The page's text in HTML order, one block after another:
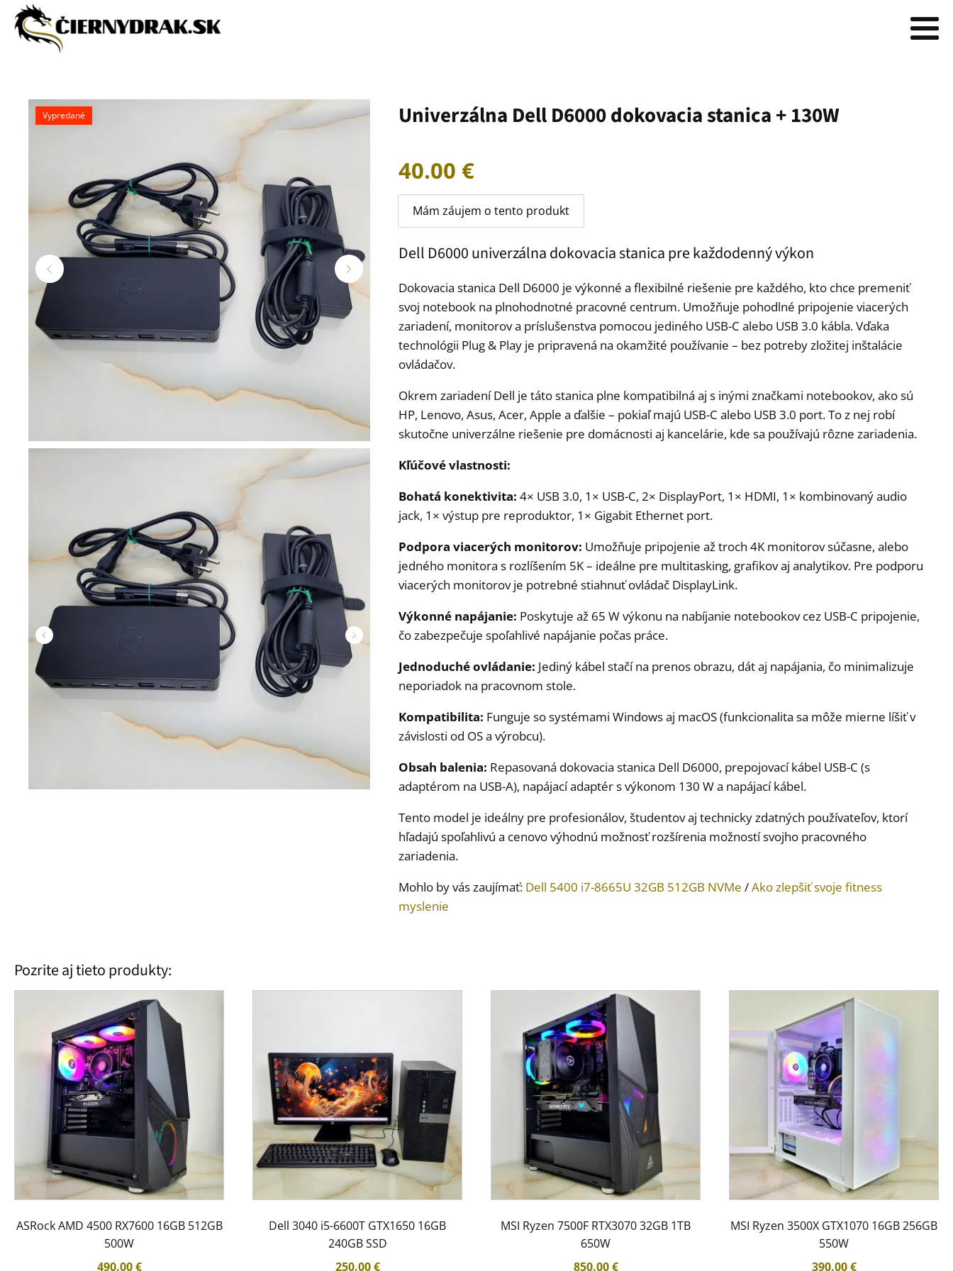
Vypredané
Univerzálna Dell D6000 dokovacia stanica + 130W
40.00 €
Mám záujem o tento produkt
Dell D6000 univerzálna dokovacia stanica pre každodenný výkon
Dokovacia stanica Dell D6000 je výkonné a flexibilné riešenie pre každého, kto chce premeniť
svoj notebook na plnohodnotné pracovné centrum. Umožňuje pohodlné pripojenie viacerých
zariadení, monitorov a príslušenstva pomocou jediného USB-C alebo USB 3.0 kábla. Vďaka
technológii Plug & Play je pripravená na okamžité používanie – bez potreby zložitej inštalácie
ovládačov.
Okrem zariadení Dell je táto stanica plne kompatibilná aj s inými značkami notebookov, ako sú
HP, Lenovo, Asus, Acer, Apple a ďalšie – pokiaľ majú USB-C alebo USB 3.0 port. To z nej robí
skutočne univerzálne riešenie pre domácnosti aj kancelárie, kde sa používajú rôzne zariadenia.
Kľúčové vlastnosti:
Bohatá konektivita: 4× USB 3.0, 1× USB-C, 2× DisplayPort, 1× HDMI, 1× kombinovaný audio
jack, 1× výstup pre reproduktor, 1× Gigabit Ethernet port.
Podpora viacerých monitorov: Umožňuje pripojenie až troch 4K monitorov súčasne, alebo
jedného monitora s rozlíšením 5K – ideálne pre multitasking, grafikov aj analytikov. Pre podporu
viacerých monitorov je potrebné stiahnuť ovládač DisplayLink.
Výkonné napájanie: Poskytuje až 65 W výkonu na nabíjanie notebookov cez USB-C pripojenie,
čo zabezpečuje spoľahlivé napájanie počas práce.
Jednoduché ovládanie: Jediný kábel stačí na prenos obrazu, dát aj napájania, čo minimalizuje
neporiadok na pracovnom stole.
Kompatibilita: Funguje so systémami Windows aj macOS (funkcionalita sa môže mierne líšiť v
závislosti od OS a výrobcu).
Obsah balenia: Repasovaná dokovacia stanica Dell D6000, prepojovací kábel USB-C (s
adaptérom na USB-A), napájací adaptér s výkonom 130 W a napájací kábel.
Tento model je ideálny pre profesionálov, študentov aj technicky zdatných používateľov, ktorí
hľadajú spoľahlivú a cenovo výhodnú možnosť rozšírenia možností svojho pracovného
zariadenia.
Mohlo by vás zaujímať: Dell 5400 i7-8665U 32GB 512GB NVMe /Ako zlepšiť svoje fitness
myslenie
Pozrite aj tieto produkty:
ASRock AMD 4500 RX7600 16GB 512GB
500W
490.00€
Dell 3040 i5-6600T GTX1650 16GB
240GB SSD
250.00€
MSI Ryzen 7500F RTX3070 32GB 1TB
650W
850.00€
MSI Ryzen 3500X GTX1070 16GB 256GB
550W
390.00€